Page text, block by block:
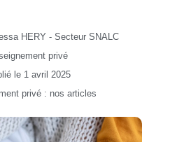
HERY - Secteur SNALC
privé
le 1 avril 2025
privé : nos articles